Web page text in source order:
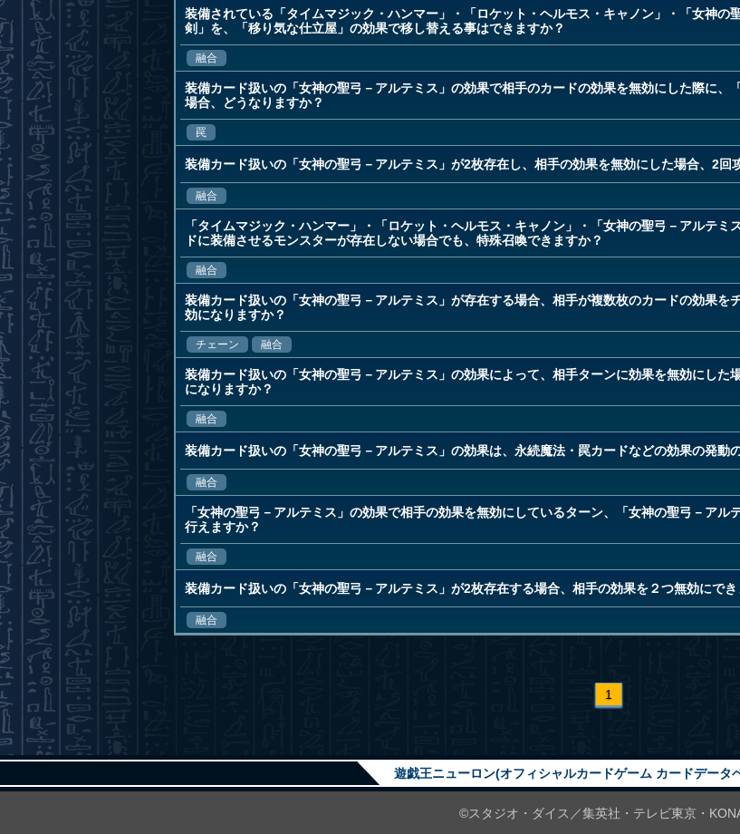
装備されている「タイムマジック・ハンマー」・「ロケット・ヘルモス・キャノン」・「女神の
剣」を、「移り気な仕立屋」の効果で移し替える事はできますか？
融合
装備カード扱いの「女神の聖弓－アルテミス」の効果で相手のカードの効果を無効にした際に、
場合、どうなりますか？
罠
装備カード扱いの「女神の聖弓－アルテミス」が2枚存在し、相手の効果を無効にした場合、2回
融合
「タイムマジック・ハンマー」・「ロケット・ヘルモス・キャノン」・「女神の聖弓－アルテミ
ドに装備させるモンスターが存在しない場合でも、特殊召喚できますか？
融合
装備カード扱いの「女神の聖弓－アルテミス」が存在する場合、相手が複数枚のカードの効果を
効になりますか？
チェーン 融合
装備カード扱いの「女神の聖弓－アルテミス」の効果によって、相手ターンに効果を無効にした
になりますか？
融合
装備カード扱いの「女神の聖弓－アルテミス」の効果は、永続魔法・罠カードなどの効果の発動
融合
「女神の聖弓－アルテミス」の効果で相手の効果を無効にしているターン、「女神の聖弓－アル
行えますか？
融合
装備カード扱いの「女神の聖弓－アルテミス」が2枚存在する場合、相手の効果を２つ無効にでき
融合
1
遊戯王ニューロン(オフィシャルカードゲーム カードデータ
©スタジオ・ダイス／集英社・テレビ東京・